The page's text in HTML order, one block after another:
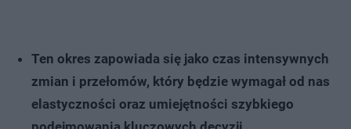
Ten okres zapowiada się jako czas intensywnych
zmian i przełomów, który będzie wymagał od nas
elastyczności oraz umiejętności szybkiego